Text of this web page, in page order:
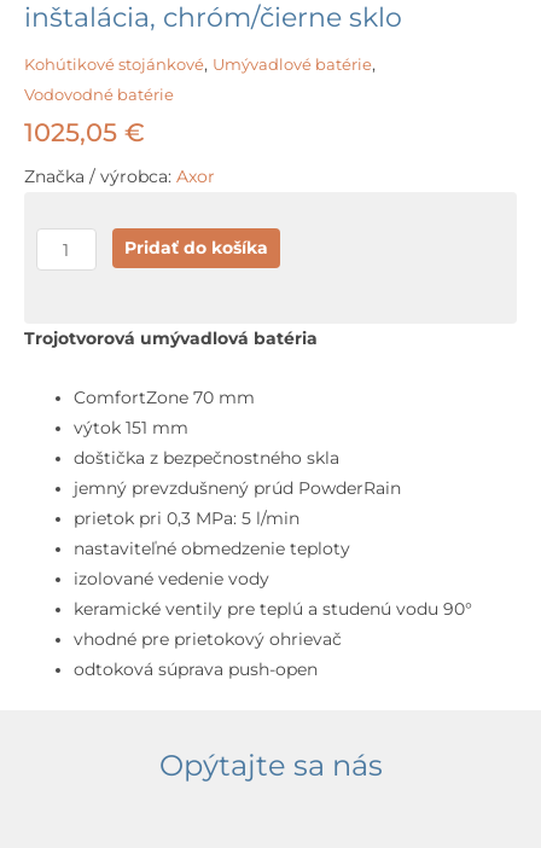
inštalácia, chróm/čierne sklo
Kohútikové stojánkové, Umývadlové batérie,
Vodovodné batérie
1025,05 €
Značka / výrobca: Axor
množstvo
Axor
Umývadlová
výpusťou
Push-
Open,
otvorová
inštalácia,
chróm/
čierne
sklo
Pridať do košíka
Trojotvorová umývadlová batéria
ComfortZone 70 mm
výtok 151 mm
doštička z bezpečnostného skla
jemný prevzdušnený prúd PowderRain
prietok pri 0,3 MPa: 5 l/min
nastaviteľné obmedzenie teploty
izolované vedenie vody
keramické ventily pre teplú a studenú vodu 90°
vhodné pre prietokový ohrievač
odtoková súprava push-open
Opýtajte sa nás